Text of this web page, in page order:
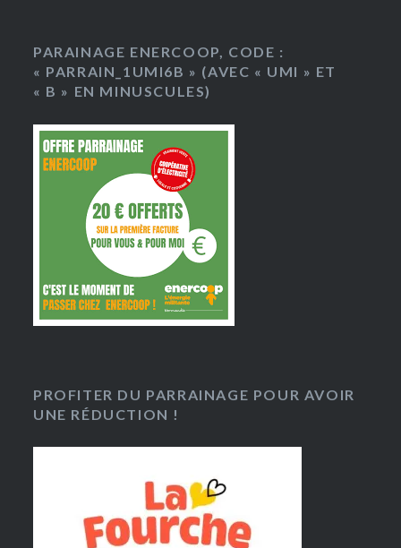
PARAINAGE ENERCOOP, CODE :
« PARRAIN_1UMI6B » (AVEC « UMI » ET
« B » EN MINUSCULES)
PROFITER DU PARRAINAGE POUR AVOIR
UNE RÉDUCTION !